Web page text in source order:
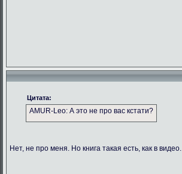
Цитата:
AMUR-Leo: А это не про вас кстати?
Нет, не про меня. Но книга такая есть, как в видео.